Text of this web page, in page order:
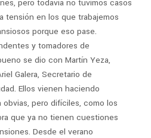
pero todavía no tuvimos casos
tensión en los que trabajemos
porque eso pase.
y tomadores de
se dio con Martín Yeza,
Galera, Secretario de
Ellos vienen haciendo
pero difíciles, como los
que ya no tienen cuestiones
Desde el verano